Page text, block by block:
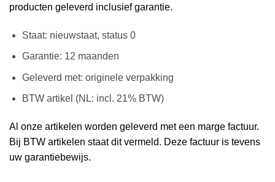
producten geleverd inclusief garantie.
Staat: nieuwstaat, status 0
Garantie: 12 maanden
Geleverd met: originele verpakking
BTW artikel (NL: incl. 21% BTW)
Al onze artikelen worden geleverd met een marge factuur.
Bij BTW artikelen staat dit vermeld. Deze factuur is tevens
uw garantiebewijs.